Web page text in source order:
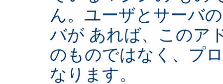
ん。ユーザとサーバ
バが あれば、このア
のものではなく、プ
なります。